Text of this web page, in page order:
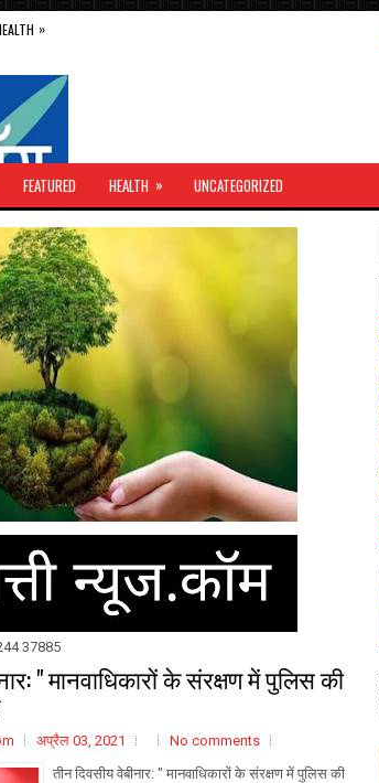
»
FEATURED HEALTH » UNCATEGORIZED
37885
" मानवाधिकारों के संरक्षण में पुलिस की
अप्रैल 03, 2021
No comments
तीन दिवसीय वेबीनार: " मानवाधिकारों के संरक्षण में पुलिस की